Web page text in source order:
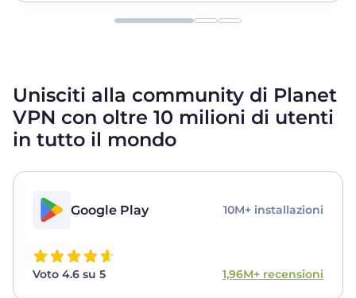
Unisciti alla community di Planet
VPN con oltre 10 milioni di utenti
in tutto il mondo
Google Play 10M+ installazioni
Voto 4.6 su 5 1,96M+ recensioni